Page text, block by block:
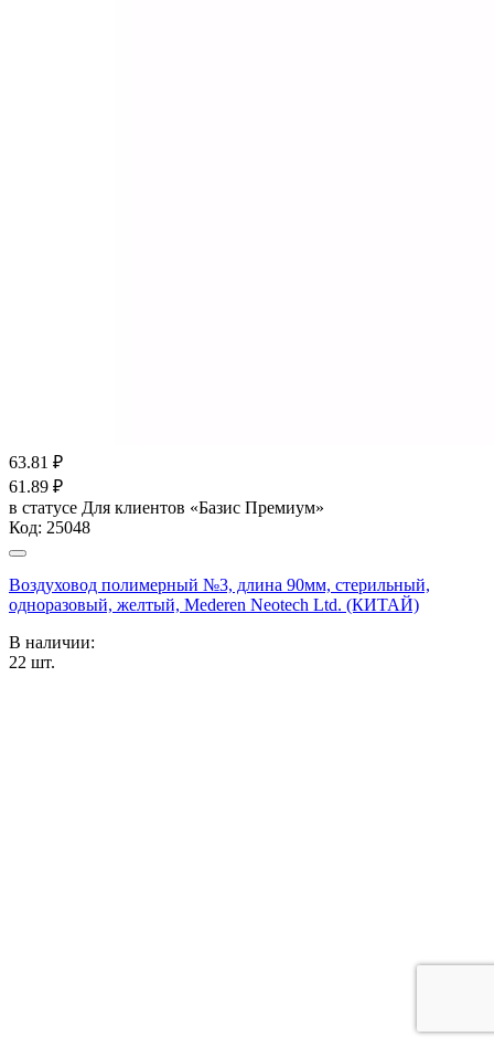
63.81 ₽
61.89 ₽
в статусе Для клиентов «Базис Премиум»
Код: 25048
Воздуховод полимерный №3, длина 90мм, стерильный,
одноразовый, желтый, Mederen Neotech Ltd. (КИТАЙ)
В наличии:
22 шт.